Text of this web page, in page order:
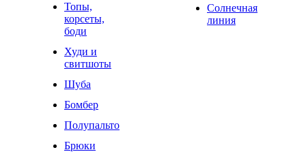
Топы,
корсеты,
боди
Худи и
свитшоты
Шуба
Бомбер
Полупальто
Брюки
Солнечная
линия